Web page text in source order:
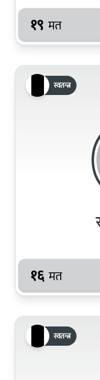
१९ मत
स्वतन्त्र
१६ मत
स्वतन्त्र